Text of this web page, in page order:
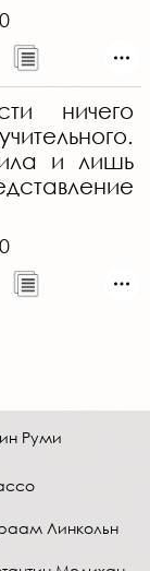
0
ничего
и лишь
0
Руми
Линкольн